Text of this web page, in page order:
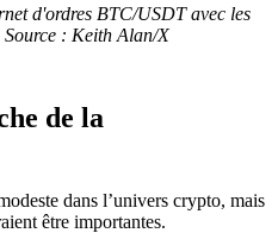
d'ordres BTC/USDT avec les
Source : Keith Alan/X
de la
dans l’univers crypto, mais
être importantes.